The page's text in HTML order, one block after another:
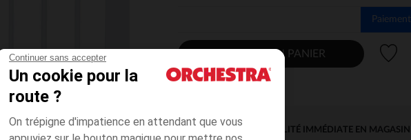
Continuer sans accepter
Un cookie pour la
route ?
On trépigne d'impatience en attendant que vous
Paiement
AJOUTER AU PANIER
DISPONIBILITÉ IMMÉDIATE EN MAGASIN